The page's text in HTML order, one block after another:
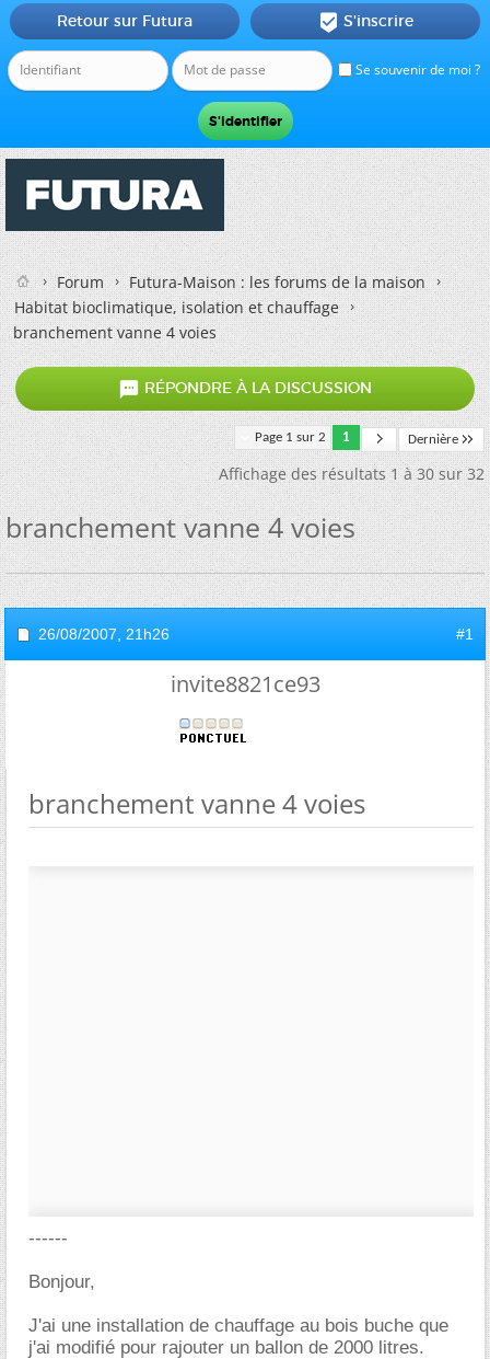
Se souvenir de moi ?
Retour sur Futura  S'inscrire
Forum
Futura-Maison : les forums de la maison
Habitat bioclimatique, isolation et chauffage
branchement vanne 4 voies
 RÉPONDRE À LA DISCUSSION
Page 1 sur 2 1 Dernière
Affichage des résultats 1 à 30 sur 32
branchement vanne 4 voies
26/08/2007, 21h26 #1
invite8821ce93
branchement vanne 4 voies
------
Bonjour,
J'ai une installation de chauffage au bois buche que
j'ai modifié pour rajouter un ballon de 2000 litres.